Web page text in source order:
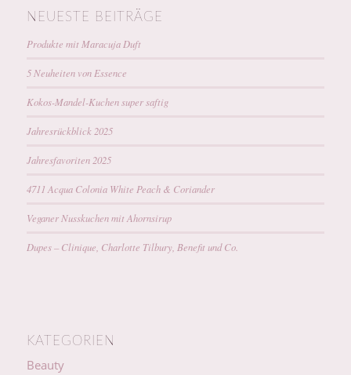
NEUESTE BEITRÄGE
Produkte mit Maracuja Duft
5 Neuheiten von Essence
Kokos-Mandel-Kuchen super saftig
Jahresrückblick 2025
Jahresfavoriten 2025
4711 Acqua Colonia White Peach & Coriander
Veganer Nusskuchen mit Ahornsirup
Dupes – Clinique, Charlotte Tilbury, Benefit und Co.
KATEGORIEN
Beauty